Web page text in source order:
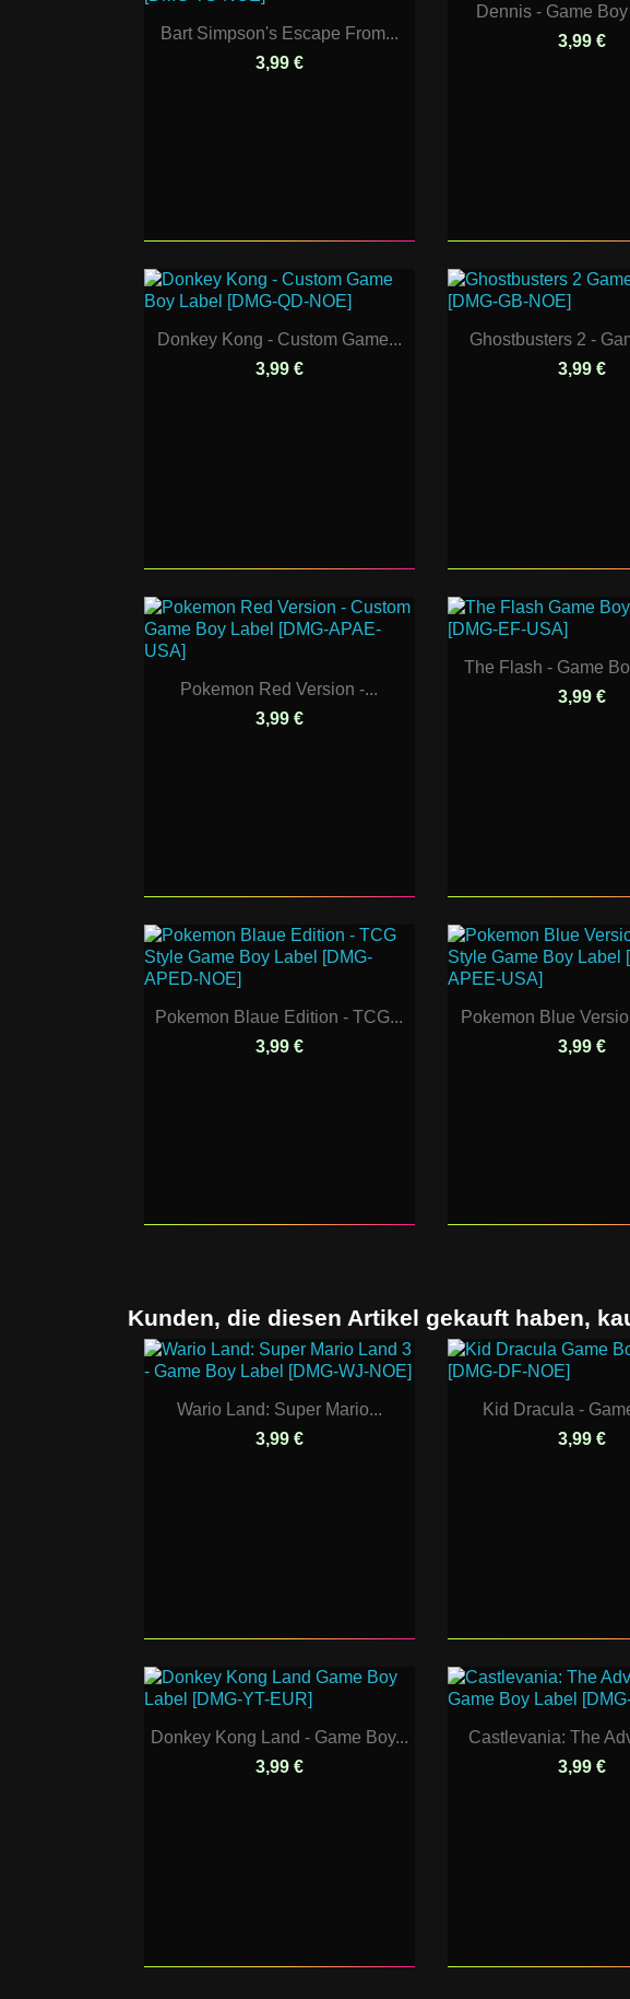
Bart Simpson's Escape From...
3,99 €
Dennis - Game
3,99 €
Donkey Kong - Custom Game...
3,99 €
Ghostbusters 2 -
3,99 €
Pokemon Red Version -...
3,99 €
The Flash - Game
3,99 €
Pokemon Blaue Edition - TCG...
3,99 €
Pokemon Blue
3,99 €
Kunden, die diesen Artikel gekauft haben,
Wario Land: Super Mario...
3,99 €
Kid Dracula -
3,99 €
Donkey Kong Land - Game Boy...
3,99 €
Castlevania: The
3,99 €